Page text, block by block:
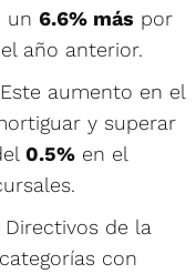
un 6.6% más por
año anterior.
Este aumento en el
y superar
0.5% en el
Directivos de la
con